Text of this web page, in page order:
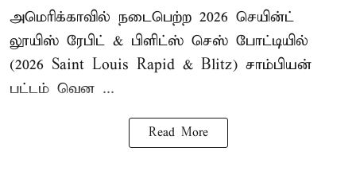
அமெரிக்காவில் நடைபெற்ற 2026 செயின்ட்
லூயிஸ் ரேபிட் & பிளிட்ஸ் செஸ் போட்டியில்
(2026 Saint Louis Rapid & Blitz) சாம்பியன்
பட்டம் வென ...
Read More